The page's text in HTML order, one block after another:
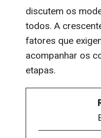
discutem os
todos. A
fatores que
acompanhar os
etapas.